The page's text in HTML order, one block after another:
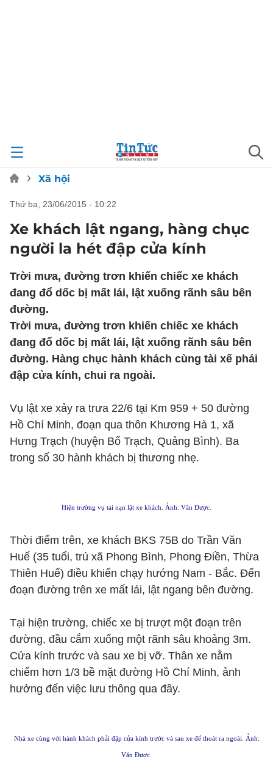
Xã hội
thứ ba, 23/06/2015 - 10:22
Xe khách lật ngang, hàng chục
người la hét đập cửa kính
Trời mưa, đường trơn khiến chiếc xe khách
đang đổ dốc bị mất lái, lật xuống rãnh sâu bên
đường.
Trời mưa, đường trơn khiến chiếc xe khách
đang đổ dốc bị mất lái, lật xuống rãnh sâu bên
đường. Hàng chục hành khách cùng tài xế phải
đập cửa kính, chui ra ngoài.
Vụ lật xe xảy ra trưa 22/6 tại Km 959 + 50 đường
Hồ Chí Minh, đoạn qua thôn Khương Hà 1, xã
Hưng Trạch (huyện Bố Trạch, Quảng Bình). Ba
trong số 30 hành khách bị thương nhẹ.
Hiện trường vụ tai nạn lật xe khách. Ảnh: Văn Được.
Thời điểm trên, xe khách BKS 75B do Trần Văn
Huế (35 tuổi, trú xã Phong Bình, Phong Điền, Thừa
Thiên Huế) điều khiển chạy hướng Nam - Bắc. Đến
đoạn đường trên xe mất lái, lật ngang bên đường.
Tại hiện trường, chiếc xe bị trượt một đoạn trên
đường, đầu cắm xuống một rãnh sâu khoảng 3m.
Cửa kính trước và sau xe bị vỡ. Thân xe nằm
chiếm hơn 1/3 bề mặt đường Hồ Chí Minh, ảnh
hưởng đến việc lưu thông qua đây.
Nhà xe cùng với hành khách phải đập cửa kính trước và sau xe để thoát ra ngoài. Ảnh:
Văn Được.